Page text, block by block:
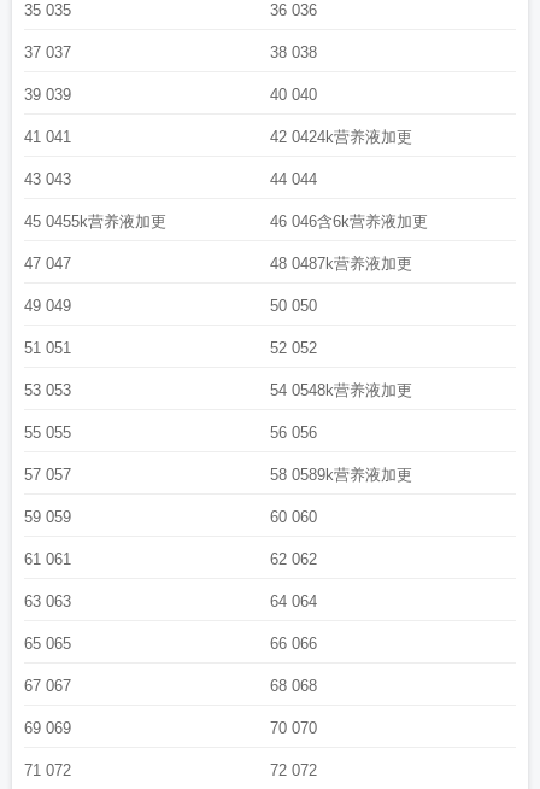
35 035 36 036
37 037 38 038
39 039 40 040
41 041 42 0424k营养液加更
43 043 44 044
45 0455k营养液加更 46 046含6k营养液加更
47 047 48 0487k营养液加更
49 049 50 050
51 051 52 052
53 053 54 0548k营养液加更
55 055 56 056
57 057 58 0589k营养液加更
59 059 60 060
61 061 62 062
63 063 64 064
65 065 66 066
67 067 68 068
69 069 70 070
71 072 72 072